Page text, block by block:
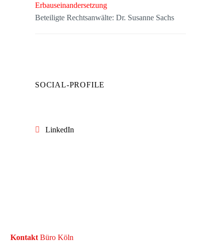
Erbauseinandersetzung
Beteiligte Rechtsanwälte: Dr. Susanne Sachs
SOCIAL-PROFILE
LinkedIn
Kontakt Büro Köln